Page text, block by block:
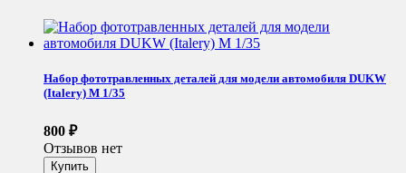
Набор фототравленных деталей для модели автомобиля DUKW
(Italery) М 1/35
800 ₽
Отзывов нет